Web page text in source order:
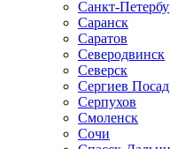
Санкт-
Саранск
Саратов
Северодвинск
Северск
Сергиев Посад
Серпухов
Смоленск
Сочи